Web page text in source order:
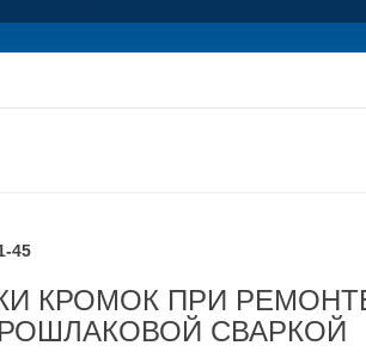
45
КРОМОК ПРИ
СВАРКОЙ